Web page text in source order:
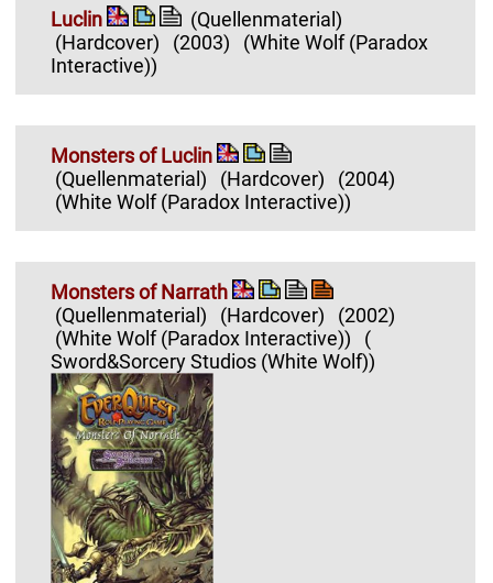
Luclin
(Quellenmaterial)
(Hardcover)
(2003)
(White Wolf (Paradox
Interactive))
Monsters of Luclin
(Quellenmaterial)
(Hardcover)
(2004)
(White Wolf (Paradox Interactive))
Monsters of Narrath
(Quellenmaterial)
(Hardcover)
(2002)
(White Wolf (Paradox Interactive))
(
Sword&Sorcery Studios (White Wolf))